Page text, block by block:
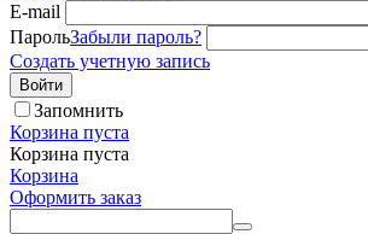
E-mail
ПарольЗабыли пароль?
Создать учетную запись
Войти
Запомнить
Корзина пуста
Корзина пуста
Корзина
Оформить заказ